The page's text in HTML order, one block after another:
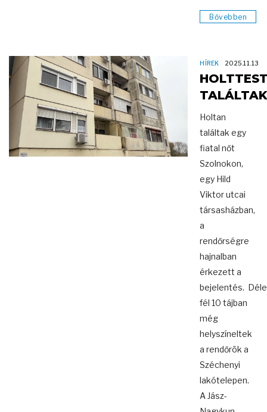
Bővebben
HÍREK 2025.11.13
TALÁLTAK
Holtan
találtak egy
fiatal nőt
Szolnokon,
egy Hild
Viktor utcai
társasházban,
a
rendőrségre
hajnalban
érkezett a
bejelentés.
fél 10 tájban
még
helyszíneltek
a rendőrök a
Széchenyi
lakótelepen.
A Jász-